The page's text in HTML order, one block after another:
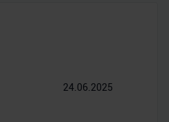
24.06.2025